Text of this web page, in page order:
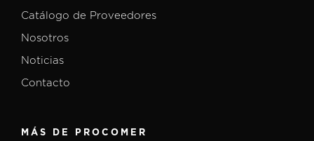
Catálogo de Proveedores
Nosotros
Noticias
Contacto
MÁS DE PROCOMER